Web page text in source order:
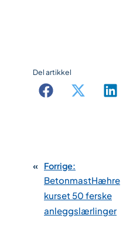
Del artikkel
« Forrige:
BetonmastHæhre
kurset 50 ferske
anleggslærlinger